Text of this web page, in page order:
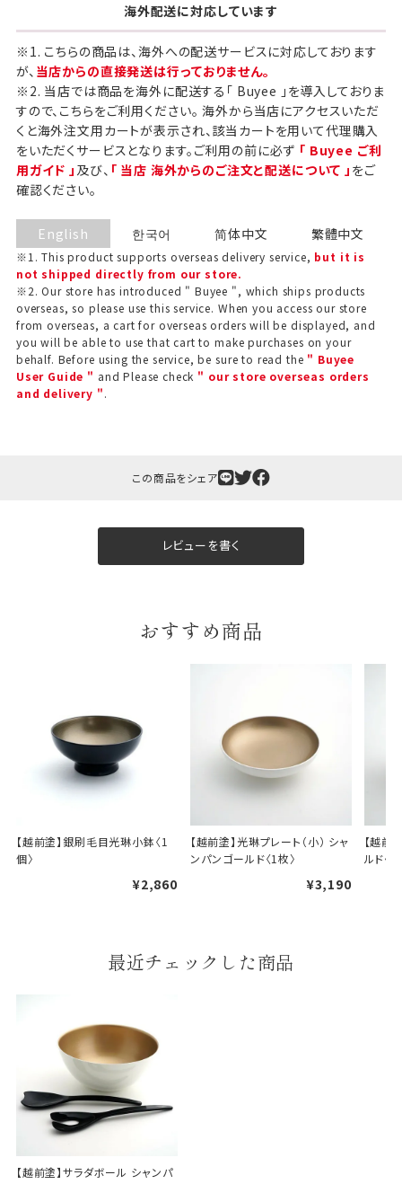
海外配送に対応しています
※1. こちらの商品は、海外への配送サービスに対応しております
が、 当店からの直接発送は行っておりません。
※2. 当店では商品を海外に配送する「 Buyee 」を導入しておりま
すので、こちらをご利用ください。 海外から当店にアクセスいただ
くと海外注文用カートが表示され、該当カートを用いて代理購入
をいただくサービスとなります。ご利用の前に必ず 「 Buyee ご利
用ガイド 」 及び、 「 当店 海外からのご注文と配送について 」 をご
確認ください。
English
※1. This product supports overseas delivery service, but it is
not shipped directly from our store.
※2. Our store has introduced " Buyee ", which ships products
overseas, so please use this service. When you access our store
from overseas, a cart for overseas orders will be displayed, and
you will be able to use that cart to make purchases on your
behalf. Before using the service, be sure to read the " Buyee
User Guide " and Please check " our store overseas orders
and delivery ".
한국어 简体中文 繁體中文
この商品をシェア
レビューを書く
おすすめ商品
【越前塗】銀刷毛目光琳小鉢〈1
個〉
¥2,860
【越前塗】光琳プレート（小） シャ
ンパンゴールド〈1枚〉
¥3,190
【越前
ルド〈1
最近チェックした商品
【越前塗】サラダボール シャンパ